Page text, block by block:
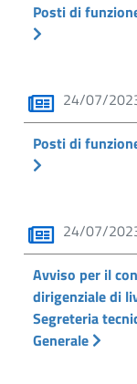
Posti di
24/07/
Posti di
24/07/
Avviso per il
dirigenziale di
Segreteria
Generale